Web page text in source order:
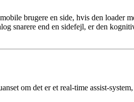
brugere en side, hvis den loader
snarere end en sidefejl, er den
om det er et real-time assist-